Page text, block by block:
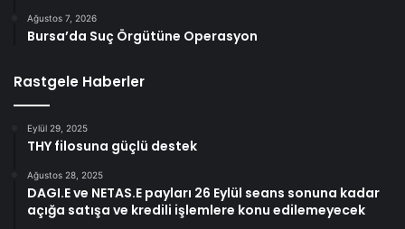
Ağustos 7, 2026
Bursa’da Suç Örgütüne Operasyon
Rastgele Haberler
Eylül 29, 2025
THY filosuna güçlü destek
Ağustos 28, 2025
DAGI.E ve NETAS.E payları 26 Eylül seans sonuna kadar
açığa satışa ve kredili işlemlere konu edilemeyecek